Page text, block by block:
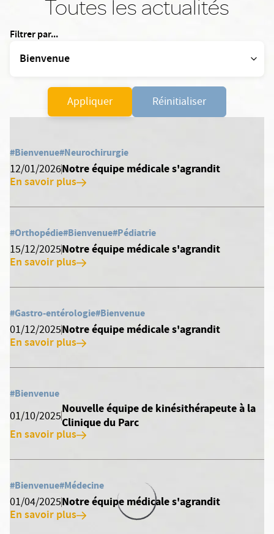
Toutes les actualités
Filtrer par...
Appliquer Réinitialiser
#Bienvenue#Neurochirurgie
12/01/2026Notre équipe médicale s'agrandit
En savoir plus
#Orthopédie#Bienvenue#Pédiatrie
15/12/2025Notre équipe médicale s'agrandit
En savoir plus
#Gastro-entérologie#Bienvenue
01/12/2025Notre équipe médicale s'agrandit
En savoir plus
#Bienvenue
01/10/2025
Nouvelle équipe de kinésithérapeute à la
Clinique du Parc
En savoir plus
#Bienvenue#Médecine
01/04/2025Notre équipe médicale s'agrandit
En savoir plus